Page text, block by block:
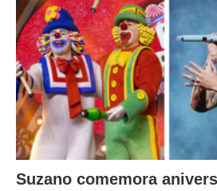
Suzano comemora